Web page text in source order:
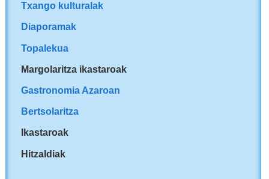
Txango kulturalak
Diaporamak
Topalekua
Margolaritza ikastaroak
Gastronomia Azaroan
Bertsolaritza
Ikastaroak
Hitzaldiak